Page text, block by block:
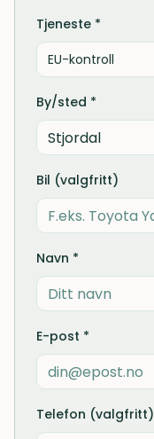
Tjeneste *
EU-kontroll
By/sted *
Bil (valgfritt)
Navn *
E-post *
Telefon (valgfritt)